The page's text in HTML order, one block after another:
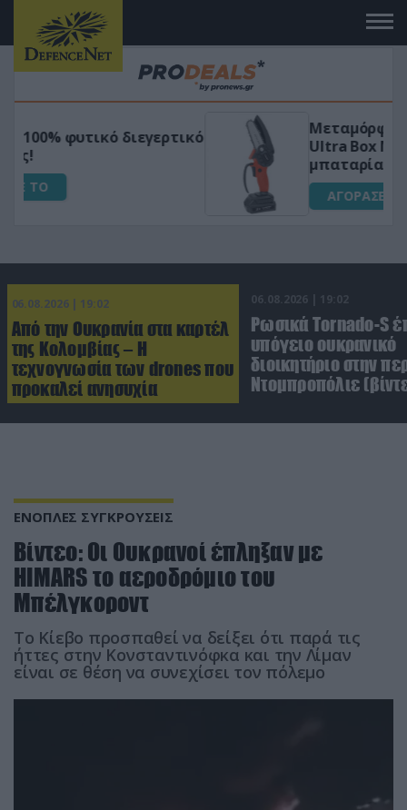
Μεταμόρφωσε τον κήπο σου με το
Ultra Box Μίνι Αλυσοπρίονο με
μπαταρία λιθίου
06.08.2026 | 19:02
Από την Ουκρανία στα καρτέλ
της Κολομβίας – Η
τεχνογνωσία των drones που
προκαλεί ανησυχία
06.08.2026 | 19:02
Ρωσικά Tornado-S
υπόγειο ουκρανικό
διοικητήριο στην
Ντομπροπόλιε
ΕΝΟΠΛΕΣ ΣΥΓΚΡΟΥΣΕΙΣ
Βίντεο: Οι Ουκρανοί έπληξαν με
HIMARS το αεροδρόμιο του
Μπέλγκοροντ
Το Κίεβο προσπαθεί να δείξει ότι παρά τις
ήττες στην Κονσταντινόφκα και την Λίμαν
είναι σε θέση να συνεχίσει τον πόλεμο